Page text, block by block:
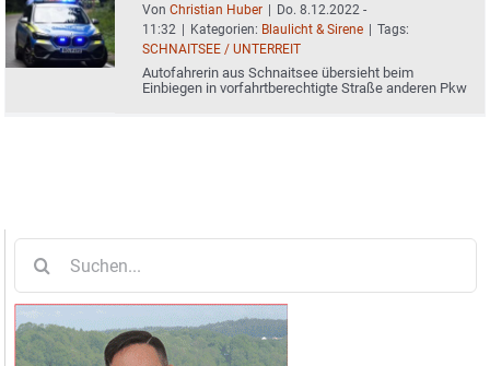
Von Christian Huber | Do. 8.12.2022 -
11:32 | Kategorien: Blaulicht & Sirene | Tags:
SCHNAITSEE / UNTERREIT
Autofahrerin aus Schnaitsee übersieht beim
Einbiegen in vorfahrtberechtigte Straße anderen Pkw
nach: